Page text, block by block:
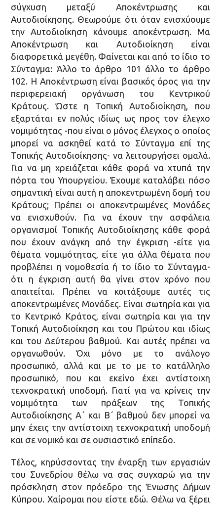
σύγχυση μεταξύ Αποκέντρωσης και
Αυτοδιοίκησης. Θεωρούμε ότι όταν ενισχύουμε
την Αυτοδιοίκηση κάνουμε αποκέντρωση. Μα
Αποκέντρωση και Αυτοδιοίκηση είναι
διαφορετικά μεγέθη. Φαίνεται και από το ίδιο το
Σύνταγμα: Άλλο το άρθρο 101 άλλο το άρθρο
102. Η Αποκέντρωση είναι βασικός όρος για την
περιφερειακή οργάνωση του Κεντρικού
Κράτους. Ώστε η Τοπική Αυτοδιοίκηση, που
εξαρτάται εν πολύς ιδίως ως προς τον έλεγχο
νομιμότητας -που είναι ο μόνος έλεγχος ο οποίος
μπορεί να ασκηθεί κατά το Σύνταγμα επί της
Τοπικής Αυτοδιοίκησης- να λειτουργήσει ομαλά.
Για να μη χρειάζεται κάθε φορά να χτυπά την
πόρτα του Υπουργείου. Έχουμε καταλάβει πόσο
σημαντική είναι αυτή η αποκεντρωμένη δομή του
Κράτους; Πρέπει οι αποκεντρωμένες Μονάδες
να ενισχυθούν. Για να έχουν την ασφάλεια
οργανισμοί Τοπικής Αυτοδιοίκησης κάθε φορά
που έχουν ανάγκη από την έγκριση -είτε για
θέματα νομιμότητας, είτε για άλλα θέματα που
προβλέπει η νομοθεσία ή το ίδιο το Σύνταγμα-
ότι η έγκριση αυτή θα γίνει στον χρόνο που
απαιτείται. Πρέπει να κοιτάξουμε αυτές τις
αποκεντρωμένες Μονάδες. Είναι σωτηρία και για
το Κεντρικό Κράτος, είναι σωτηρία και για την
Τοπική Αυτοδιοίκηση και του Πρώτου και ιδίως
και του Δεύτερου βαθμού. Και αυτές πρέπει να
οργανωθούν. Όχι μόνο με το ανάλογο
προσωπικό, αλλά και με το με το κατάλληλο
προσωπικό, που και εκείνο έχει αντίστοιχη
τεχνοκρατική υποδομή. Γιατί για να κρίνεις την
νομιμότητα των πράξεων της Τοπικής
Αυτοδιοίκησης Α΄ και Β΄ βαθμού δεν μπορεί να
μην έχεις την αντίστοιχη τεχνοκρατική υποδομή
και σε νομικό και σε ουσιαστικό επίπεδο.
Τέλος, κηρύσσοντας την έναρξη των εργασιών
του Συνεδρίου θέλω να σας συγχαρώ για την
πρόσκληση στον πρόεδρο της Ένωσης Δήμων
Κύπρου. Χαίρομαι που είστε εδώ. Θέλω να ξέρει